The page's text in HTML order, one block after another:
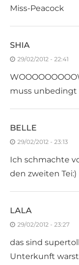
Miss-Peacock
SHIA
29/02/2012 - 22:41
muss unbedingt
BELLE
29/02/2012 - 23:13
Ich schmachte
den zweiten Tei:)
LALA
29/02/2012 - 23:27
das sind
Unterkunft